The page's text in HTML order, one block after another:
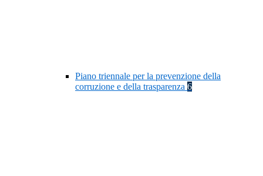
Piano triennale per la prevenzione della
corruzione e della trasparenza 6